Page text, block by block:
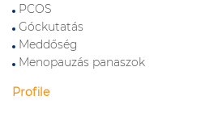
PCOS
Góckutatás
Meddőség
Menopauzás panaszok
Profile